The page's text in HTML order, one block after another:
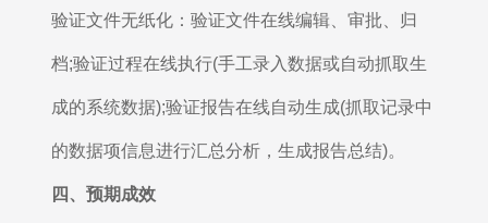
验证文件无纸化：验证文件在线编辑、审批、归
档;验证过程在线执行(手工录入数据或自动抓取生
成的系统数据);验证报告在线自动生成(抓取记录中
的数据项信息进行汇总分析，生成报告总结)。
四、 预期成效